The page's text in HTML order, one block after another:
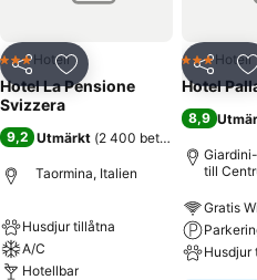
Dela Lägg till i Mina
3 Stjärnor
Hotell
Hotel La Pensione
Svizzera
9,2 Utmärkt (2 400 betyg
Taormina, Italien
Husdjur tillåtna
A/C
Hotellbar
Dela
3 Stjärnor
Hotell
Hotel
8,9
till
Gratis
Husdjur